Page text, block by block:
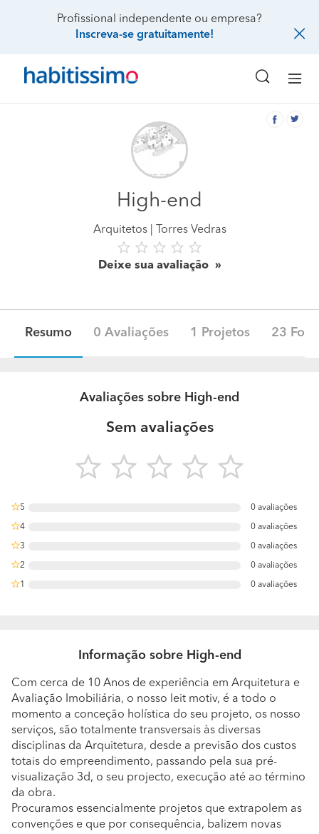
Profissional independente ou empresa?
Inscreva-se gratuitamente!
High-end
Arquitetos Torres Vedras
Deixe sua avaliação
Resumo 0 Avaliações 1 Projetos 23
Avaliações sobre High-end
Sem avaliações
5 0 avaliações
4 0 avaliações
3 0 avaliações
2 0 avaliações
1 0 avaliações
Informação sobre High-end
Com cerca de 10 Anos de experiência em Arquitetura e
Avaliação Imobiliária, o nosso leit motiv, é a todo o
momento a conceção holística do seu projeto, os nosso
serviços, são totalmente transversais às diversas
disciplinas da Arquitetura, desde a previsão dos custos
totais do empreendimento, passando pela sua pré-
visualização 3d, o seu projecto, execução até ao término
da obra.
Procuramos essencialmente projetos que extrapolem as
convenções e que por consequência, balizem novas